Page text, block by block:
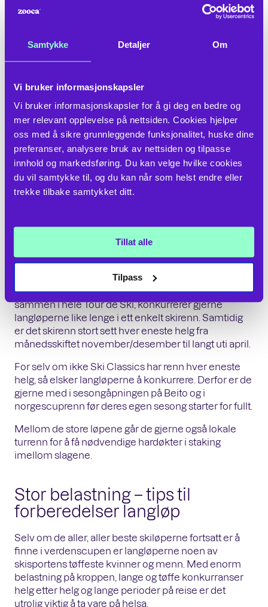
Samtykke Detaljer Om
Vi bruker informasjonskapsler
Vi bruker informasjonskapsler for å gi deg en bedre og
mer relevant opplevelse på nettsiden. Cookies hjelper
oss med å sikre grunnleggende funksjonalitet, huske dine
preferanser, analysere bruk av nettsiden og tilpasse
innhold og markedsføring. Du kan velge hvilke cookies
du vil samtykke til, og du kan når som helst endre eller
trekke tilbake samtykket ditt.
Tillat alle
Tilpass
I hele Norge kryr det av denne typen renn, og for
mange er dette de beste treningsmålene i hele
verden. Prøv gjerne et lokalt turrenn eller to i vinter, så
kanskje du kan sette deg mål om å fullføre én av
Lang og slitsom sesong for
langløperne
Der verdenscupløperne konkurrerer en 3-4 timer til
sammen i hele Tour de Ski, konkurrerer gjerne
langløperne like lenge i ett enkelt skirenn. Samtidig
er det skirenn stort sett hver eneste helg fra
månedsskiftet november/desember til langt uti april.
For selv om ikke Ski Classics har renn hver eneste
helg, så elsker langløperne å konkurrere. Derfor er de
gjerne med i sesongåpningen på Beito og i
norgescuprenn før deres egen sesong starter for fullt.
Mellom de store løpene går de gjerne også lokale
turrenn for å få nødvendige hardøkter i staking
imellom slagene.
Stor belastning – tips til
forberedelser langløp
Selv om de aller, aller beste skiløperne fortsatt er å
finne i verdenscupen er langløperne noen av
skisportens tøffeste kvinner og menn. Med enorm
belastning på kroppen, lange og tøffe konkurranser
helg etter helg og lange perioder på reise er det
utrolig viktig å ta vare på helsa.